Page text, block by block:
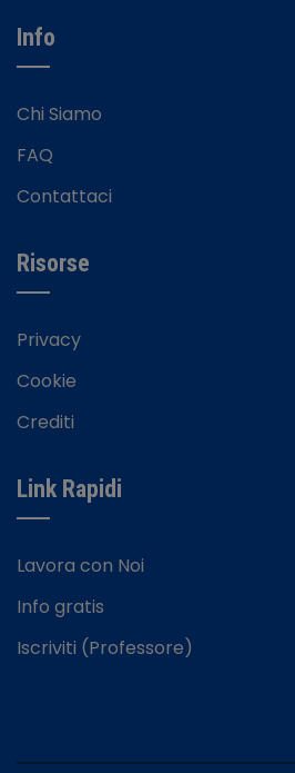
Info
Chi Siamo
FAQ
Contattaci
Risorse
Privacy
Cookie
Crediti
Link Rapidi
Lavora con Noi
Info gratis
Iscriviti (Professore)